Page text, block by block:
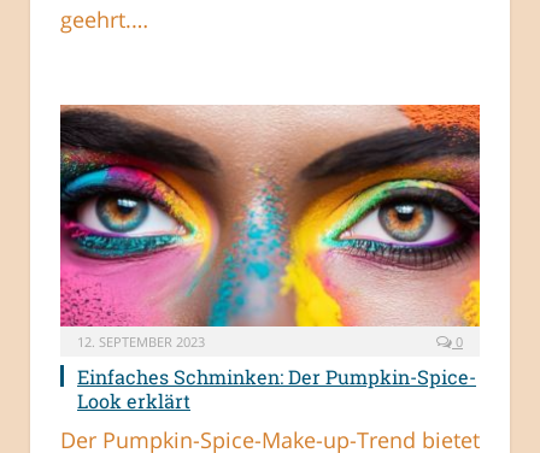
geehrt.…
12. SEPTEMBER 2023 0
Einfaches Schminken: Der Pumpkin-Spice-
Look erklärt
Der Pumpkin-Spice-Make-up-Trend bietet